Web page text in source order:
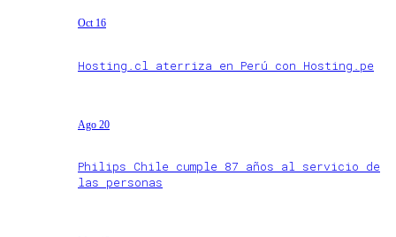
Oct 16
Hosting.cl aterriza en Perú con Hosting.pe
Ago 20
Philips Chile cumple 87 años al servicio de
las personas